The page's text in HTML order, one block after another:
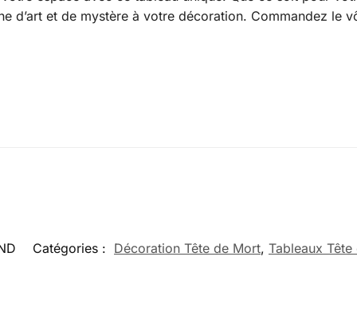
d’art et de mystère à votre décoration. Commandez le
Catégories : Décoration Tête de Mort, Tableaux